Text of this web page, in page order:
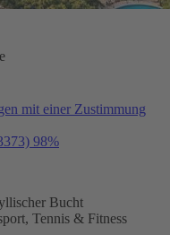
mit einer Zustimmung
98%
Bucht
Tennis & Fitness